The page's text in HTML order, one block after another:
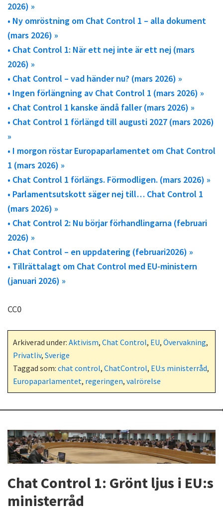
2026) »
• Ny omröstning om Chat Control 1 – alla dokument
(mars 2026) »
• Chat Control 1: När ett nej inte är ett nej (mars
2026) »
• Chat Control – vad händer nu? (mars 2026) »
• Ingen förlängning av Chat Control 1 (mars 2026) »
• Chat Control 1 kanske ändå faller (mars 2026) »
• Chat Control 1 förlängd till augusti 2027 (mars 2026)
»
• I morgon röstar Europaparlamentet om Chat Control
1 (mars 2026) »
• Chat Control 1 förlängs. Förmodligen. (mars 2026) »
• Parlamentsutskott säger nej till… Chat Control 1
(mars 2026) »
• Chat Control 2: Nu börjar förhandlingarna (februari
2026) »
• Chat Control – en uppdatering (februari2026) »
• Tillrättalagt om Chat Control med EU-ministern
(januari 2026) »
CC0
Arkiverad under: Aktivism, Chat Control, EU, Övervakning,
Privatliv, Sverige
Taggad som: chat control, ChatControl, EU:s ministerråd,
Europaparlamentet, regeringen, valrörelse
Chat Control 1: Grönt ljus i EU:s
ministerråd